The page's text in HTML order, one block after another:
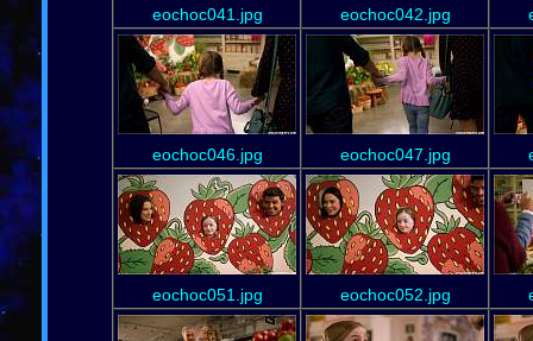
eochoc041.jpg eochoc042.jpg
eochoc046.jpg eochoc047.jpg
eochoc051.jpg eochoc052.jpg